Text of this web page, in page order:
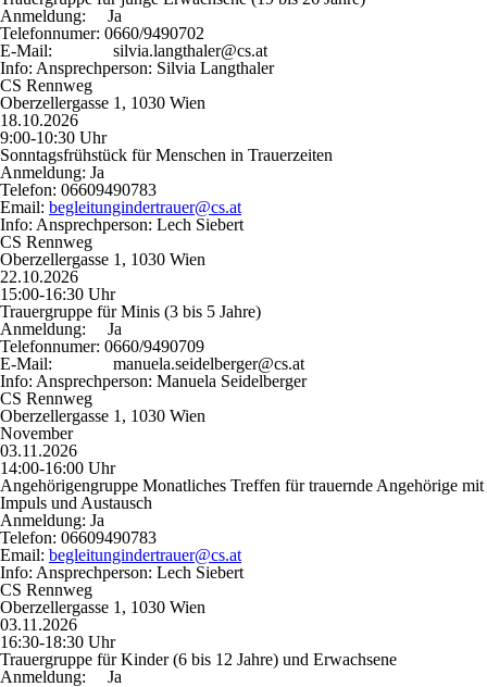
Anmeldung: Ja
Telefonnumer: 0660/9490702
E-Mail:
silvia.langthaler@cs.at
Info: Ansprechperson: Silvia Langthaler
CS Rennweg
Oberzellergasse 1, 1030 Wien
18.10.2026
9:00-10:30 Uhr
Sonntagsfrühstück für Menschen in Trauerzeiten
Anmeldung: Ja
Telefon: 06609490783
Email: begleitungindertrauer@cs.at
Info: Ansprechperson: Lech Siebert
CS Rennweg
Oberzellergasse 1, 1030 Wien
22.10.2026
15:00-16:30 Uhr
Trauergruppe für Minis (3 bis 5 Jahre)
Anmeldung: Ja
Telefonnumer: 0660/9490709
E-Mail:
manuela.seidelberger@cs.at
Info: Ansprechperson: Manuela Seidelberger
CS Rennweg
Oberzellergasse 1, 1030 Wien
November
03.11.2026
14:00-16:00 Uhr
Angehörigengruppe Monatliches Treffen für trauernde Angehörige mit
Impuls und Austausch
Anmeldung: Ja
Telefon: 06609490783
Email: begleitungindertrauer@cs.at
Info: Ansprechperson: Lech Siebert
CS Rennweg
Oberzellergasse 1, 1030 Wien
03.11.2026
16:30-18:30 Uhr
Trauergruppe für Kinder (6 bis 12 Jahre) und Erwachsene
Anmeldung: Ja